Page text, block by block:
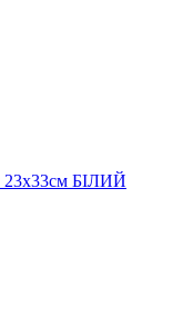
23х33см БІЛИЙ